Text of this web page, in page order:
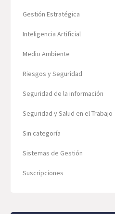
Gestión Estratégica
Inteligencia Artificial
Medio Ambiente
Riesgos y Seguridad
Seguridad de la información
Seguridad y Salud en el Trabajo
Sin categoría
Sistemas de Gestión
Suscripciones